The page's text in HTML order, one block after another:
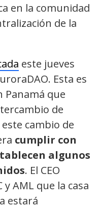
en la comunidad
de la
este jueves
Esta es
Panamá que
de
cambio de
cumplir con
algunos
. El CEO
y AML que la casa
estará